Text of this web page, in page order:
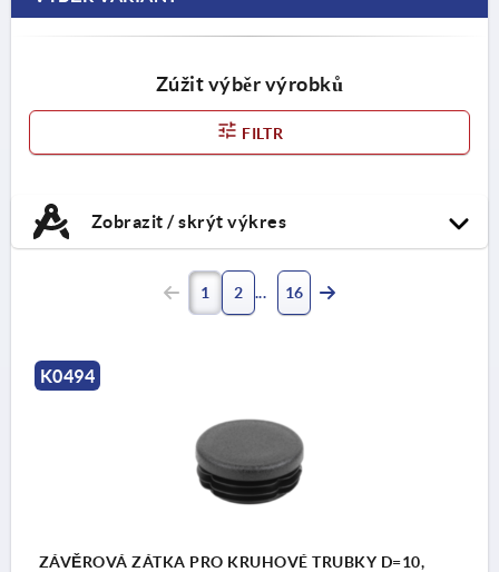
Zúžit výběr výrobků
FILTR
Zobrazit / skrýt výkres
1 2 16
K0494
ZÁVĚROVÁ ZÁTKA PRO KRUHOVÉ TRUBKY D=10,